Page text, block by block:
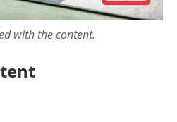
with the content.